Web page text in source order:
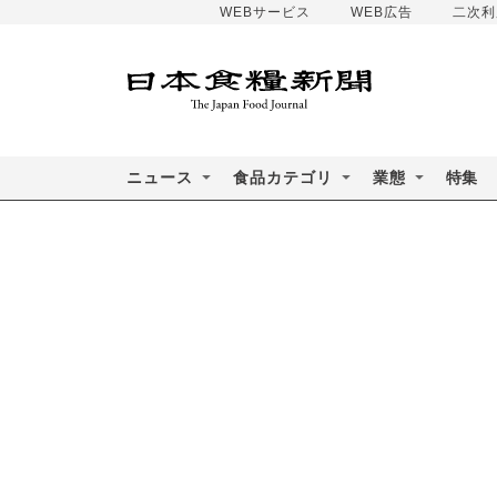
WEBサービス WEB広告 二次
ニュース 食品カテゴリ 業態 特集